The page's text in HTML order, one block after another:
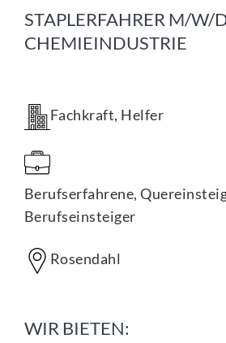
STANDORTE
KONTAKT
STAPLERFAHRER M/W/
CHEMIEINDUSTRIE
Fachkraft, Helfer
Berufserfahrene,
Berufseinsteiger
Rosendahl
WIR BIETEN: